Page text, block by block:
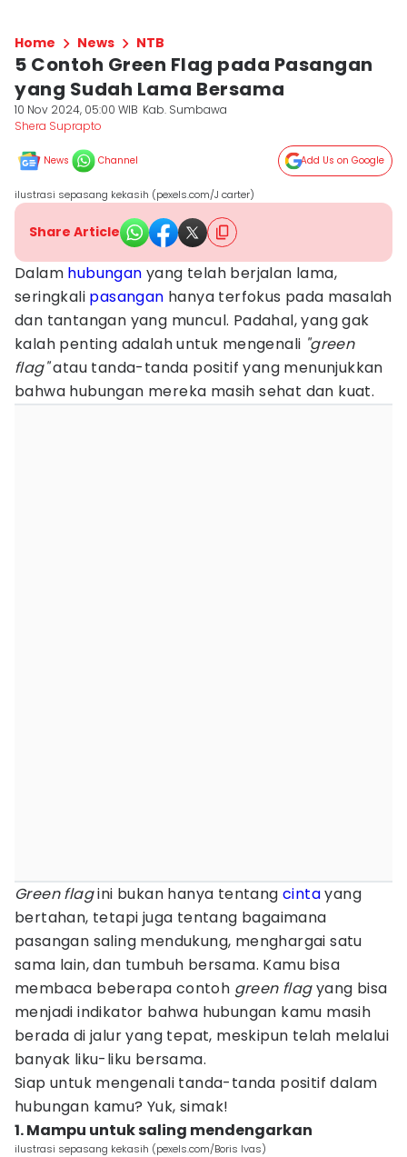
Home News NTB
5 Contoh Green Flag pada Pasangan
yang Sudah Lama Bersama
10 Nov 2024, 05:00 WIB Kab. Sumbawa
Shera Suprapto
News Channel Add Us on Google
ilustrasi sepasang kekasih (pexels.com/J carter)
Share Article
Dalam hubungan yang telah berjalan lama,
seringkali pasangan hanya terfokus pada masalah
dan tantangan yang muncul. Padahal, yang gak
kalah penting adalah untuk mengenali "green
flag"atau tanda-tanda positif yang menunjukkan
bahwa hubungan mereka masih sehat dan kuat.
Green flagini bukan hanya tentang cintayang
bertahan, tetapi juga tentang bagaimana
pasangan saling mendukung, menghargai satu
sama lain, dan tumbuh bersama. Kamu bisa
membaca beberapa contoh green flagyang bisa
menjadi indikator bahwa hubungan kamu masih
berada di jalur yang tepat, meskipun telah melalui
banyak liku-liku bersama.
Siap untuk mengenali tanda-tanda positif dalam
hubungan kamu? Yuk, simak!
1. Mampu untuk saling mendengarkan
ilustrasi sepasang kekasih (pexels.com/Boris Ivas)